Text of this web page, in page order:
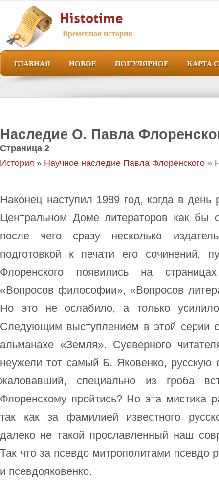
Histotime
Временная история
ГЛАВНАЯ НОВОЕ ПОПУЛЯРНОЕ КАРТА
Наследие О. Павла
Страница 2
История » Научное наследие Павла Флоренского »
Наконец наступил 1989 год, когда в
Центральном Доме литераторов как бы
после чего сразу несколько
подготовкой к печати его сочинений,
Флоренского появились на
«Вопросов философии», «Вопросов
Но это не ослабило, а только усилило
Следующим выступлением в этой серии
альманахе «Земля». Суеверного
неужели тот самый Б. Яковенко,
жаловавший, специально из гроба
Флоренскому пройтись? Но эта мистика
так как за фамилией известного
далеко не такой прославленный наш
Так что за псевдо митрополитами
и псевдояковенко.